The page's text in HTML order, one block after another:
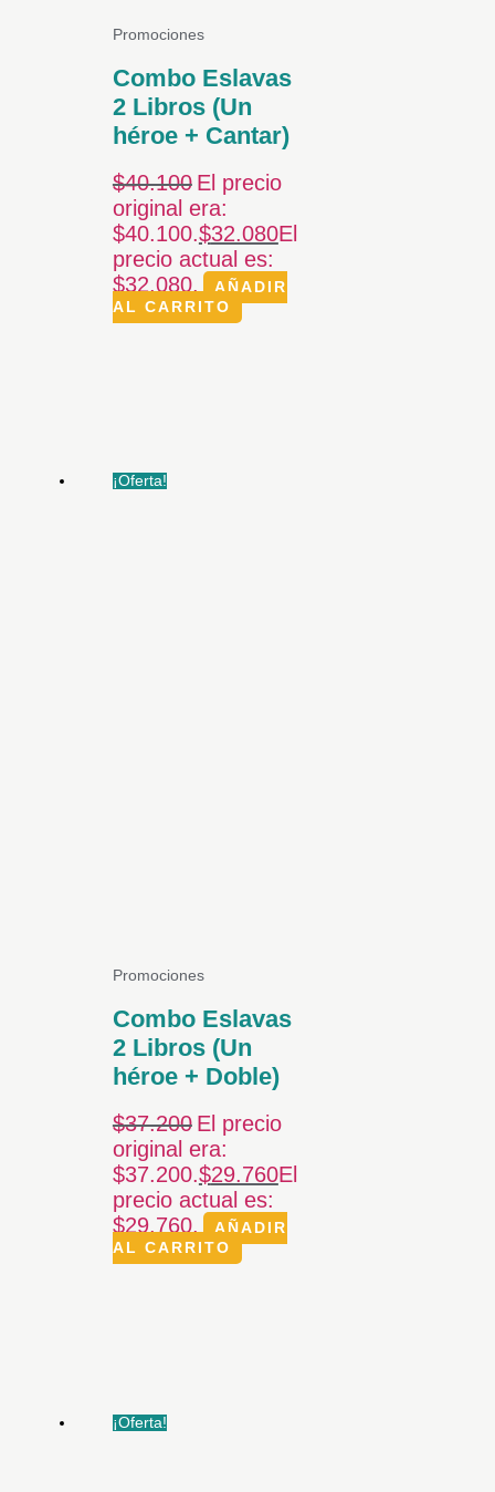
Promociones
Combo Eslavas
2 Libros (Un
héroe + Cantar)
$40.100 El precio
original era:
$40.100.$32.080El
precio actual es:
$32.080.
AÑADIR
AL CARRITO
¡Oferta!
Promociones
Combo Eslavas
2 Libros (Un
héroe + Doble)
$37.200 El precio
original era:
$37.200.$29.760El
precio actual es:
$29.760.
AÑADIR
AL CARRITO
¡Oferta!